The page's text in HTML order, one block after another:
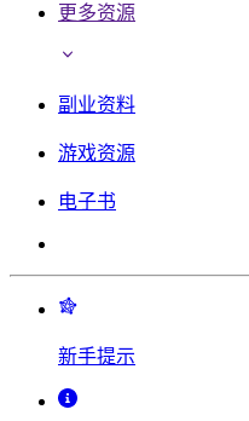
更多资源
副业资料
游戏资源
电子书
新手提示